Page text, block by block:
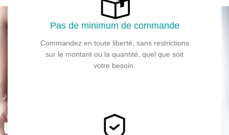
Pas de minimum de commande
Commandez en toute liberté, sans restrictions
sur le montant ou la quantité, quel que soit
votre besoin.
Besoin d'une solution de
nettoyage personnalisée ?
dès aujourd'hui !